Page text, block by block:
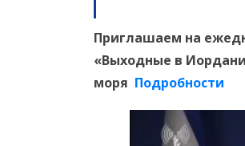
Приглашаем на
«Выходные в
моря Подробности